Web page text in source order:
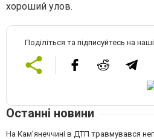
хороший улов.
Поділіться та підписуйтесь на
Останні новини
На Кам’янеччині в ДТП травмувався